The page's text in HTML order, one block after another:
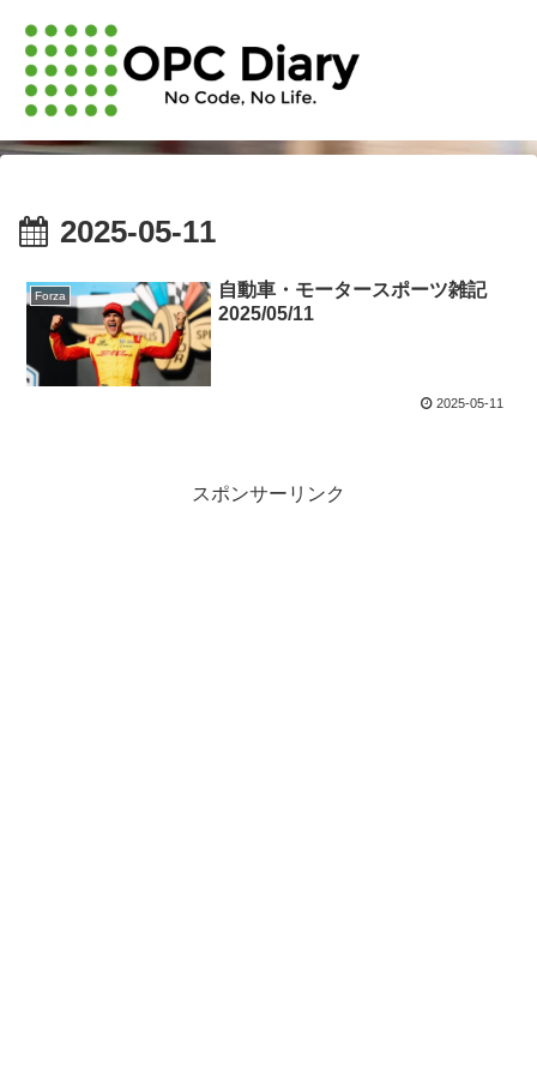
2025-05-11
Forza
自動車・モータースポーツ雑記
2025/05/11
2025-05-11
スポンサーリンク